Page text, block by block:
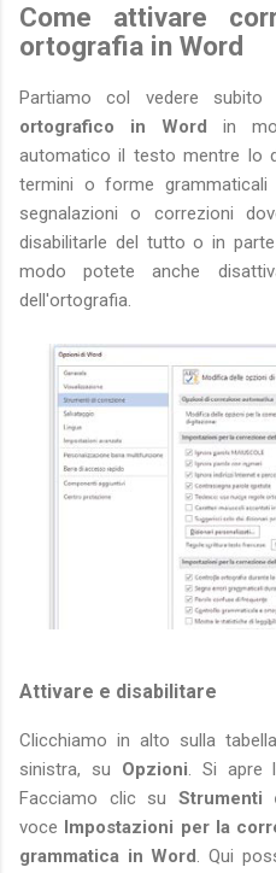
Come attivare
ortografia in Word
Partiamo col vedere subito
ortografico in Word in
automatico il testo mentre lo
termini o forme
segnalazioni o correzioni
disabilitarle del tutto o in
modo potete anche
dell'ortografia.
Attivare e disabilitare
Clicchiamo in alto sulla tabella
sinistra, su Opzioni. Si apre
Facciamo clic su Strumenti
voce Impostazioni per la
grammatica in Word. Qui